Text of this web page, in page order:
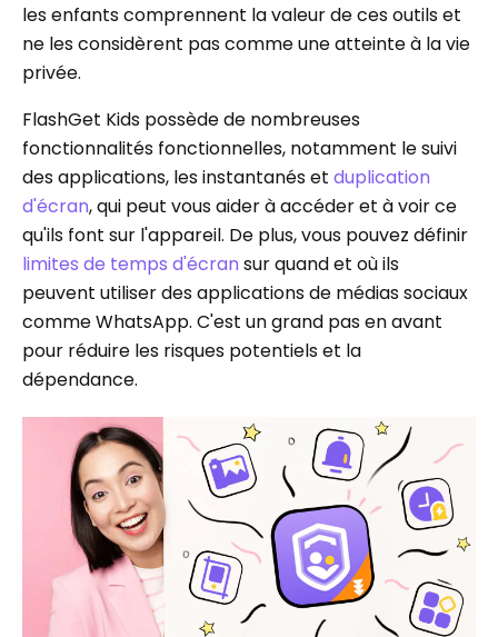
les enfants comprennent la valeur de ces outils et
ne les considèrent pas comme une atteinte à la vie
privée.
FlashGet Kids possède de nombreuses
fonctionnalités fonctionnelles, notamment le suivi
des applications, les instantanés et duplication
d'écran, qui peut vous aider à accéder et à voir ce
qu'ils font sur l'appareil. De plus, vous pouvez définir
limites de temps d'écran sur quand et où ils
peuvent utiliser des applications de médias sociaux
comme WhatsApp. C'est un grand pas en avant
pour réduire les risques potentiels et la
dépendance.